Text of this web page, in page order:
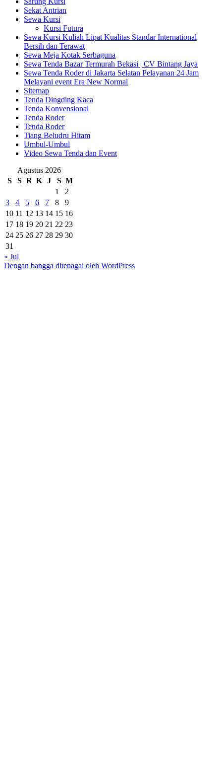
Sekat Antrian
Sewa Kursi
Kursi Futura
Sewa Kursi Kuliah Lipat Kualitas Standar International
Bersih dan Terawat
Sewa Meja Kotak Serbaguna
Sewa Tenda Bazar Termurah Bekasi | CV Bintang Jaya
Sewa Tenda Roder di Jakarta Selatan Pelayanan 24 Jam
Melayani event Era New Normal
Sitemap
Tenda Dingding Kaca
Tenda Konvensional
Tenda Roder
Tenda Roder
Tiang Beludru Hitam
Umbul-Umbul
Video Sewa Tenda dan Event
Agustus 2026
S
S R K J S M
1
2
3
4 5 6 7 8
9
10 11 12 13 14 15 16
17 18 19 20 21 22 23
24 25 26 27 28 29 30
31
« Jul
Dengan bangga ditenagai oleh WordPress